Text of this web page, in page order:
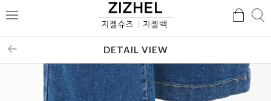
메
검
DETAIL VIEW